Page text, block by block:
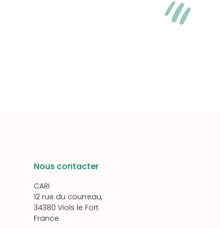
Nous contacter
CARI
12 rue du courreau,
34380 Viols le Fort
France